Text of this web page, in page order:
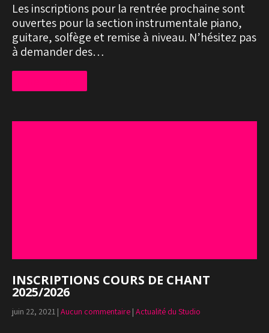
Les inscriptions pour la rentrée prochaine sont
ouvertes pour la section instrumentale piano,
guitare, solfège et remise à niveau. N’hésitez pas
à demander des…
INSCRIPTIONS COURS DE CHANT
2025/2026
juin 22, 2021 | Aucun commentaire | Actualité du Studio